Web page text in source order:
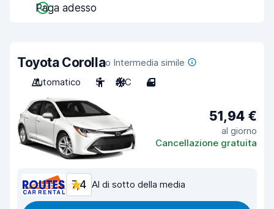
Paga adesso
Toyota Corollao Intermedia simile
Automatico
5 A/C 4
51,94 €
al giorno
Cancellazione gratuita
7,4 Al di sotto della media